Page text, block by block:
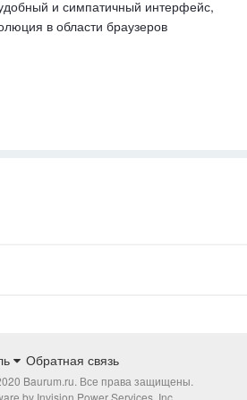
и симпатичный интерфейс,
в области браузеров
Обратная связь
Baurum.ru. Все права защищены.
by Invision Power Services, Inc.